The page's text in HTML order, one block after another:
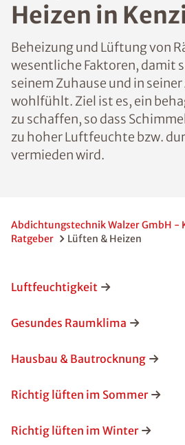
Heizen in
Beheizung und Lüftung von
wesentliche Faktoren, damit
seinem Zuhause und in
wohlfühlt. Ziel ist es, ein
zu schaffen, so dass
zu hoher Luftfeuchte bzw.
vermieden wird.
Abdichtungstechnik Walzer GmbH -
Ratgeber
Lüften & Heizen
Luftfeuchtigkeit
Gesundes Raumklima
Hausbau & Bautrocknung
Richtig lüften im Sommer
Richtig lüften im Winter